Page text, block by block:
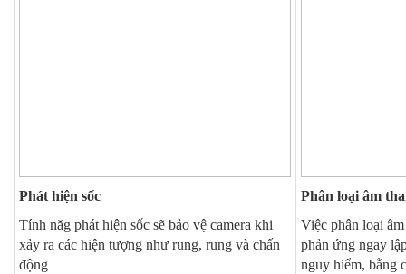
Phát hiện sốc
Tính năg phát hiện sốc sẽ bảo vệ camera khi
xảy ra các hiện tượng như rung, rung và chấn
động
Phân loại âm
Việc phân loại
phản ứng ngay
nguy hiểm, bằng